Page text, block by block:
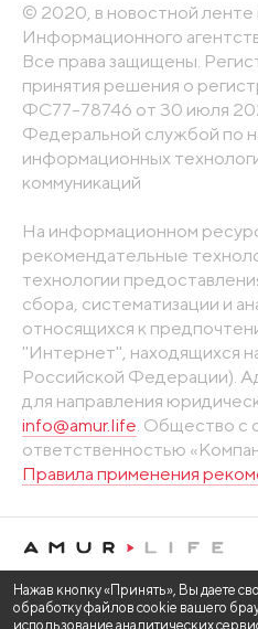
© 2020, в новостной
Информационного
Все права защищены.
принятия решения о
ФС77-78746 от 30 июля
Федеральной службой по
информационных
коммуникаций
На информационном
рекомендательные
технологии
сбора, систематизации и
относящихся к
"Интернет", находящихся
Российской Федерации).
для направления
info@amur.life. Общество с
ответственностью
Правила применения
Нажав кнопку «Принять», Вы даете
обработку файлов cookie вашего
использование аналитических